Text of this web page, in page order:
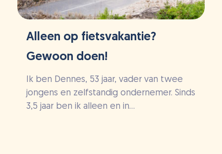
Alleen op fietsvakantie?
Gewoon doen!
Ik ben Dennes, 53 jaar, vader van twee
jongens en zelfstandig ondernemer. Sinds
3,5 jaar ben ik alleen en in...